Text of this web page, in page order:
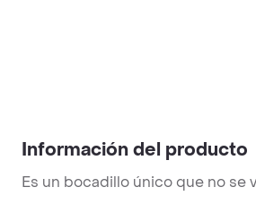
Información del producto
Es un bocadillo único que no se